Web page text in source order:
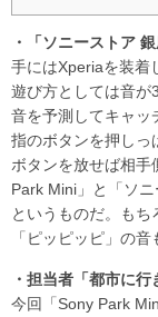
・「ソニーストア
手にはXperiaを装着
遊び方としては音が
音を予測してキャッ
指のボタンを押しっ
ボタンを放せば相
Park Mini」と「ソ
というものだ。も
「ピッピッピ」の
・担当者「都市に
今回「Sony Park